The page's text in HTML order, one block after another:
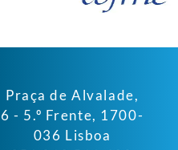
Praça de Alvalade,
6 - 5.º Frente, 1700-
036 Lisboa